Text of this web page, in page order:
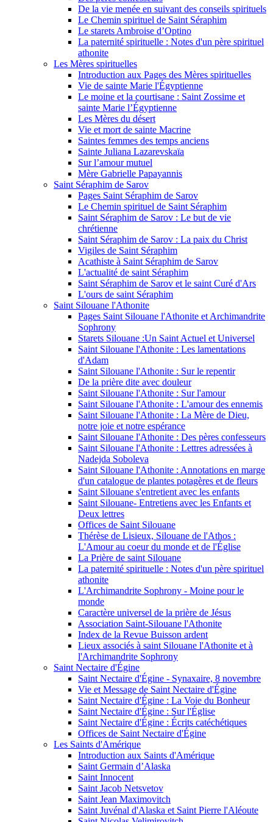
De la vie menée en suivant des conseils spirituels
Le Chemin spirituel de Saint Séraphim
Le starets Ambroise d’Optino
La paternité spirituelle : Notes d'un père spirituel
athonite
Les Mères spirituelles
Introduction aux Pages des Mères spirituelles
Vie de sainte Marie l'Égyptienne
Le moine et la courtisane : Saint Zossime et
sainte Marie l’Égyptienne
Les Mères du désert
Vie et mort de sainte Macrine
Saintes femmes des temps anciens
Sainte Juliana Lazarevskaïa
Sur l’amour mutuel
Mère Gabrielle Papayannis
Saint Séraphim de Sarov
Pages Saint Séraphim de Sarov
Le Chemin spirituel de Saint Séraphim
Saint Séraphim de Sarov : Le but de vie
chrétienne
Saint Séraphim de Sarov : La paix du Christ
Vigiles de Saint Séraphim
Acathiste à Saint Séraphim de Sarov
L'actualité de saint Séraphim
Saint Séraphim de Sarov et le saint Curé d'Ars
L'ours de saint Séraphim
Saint Silouane l'Athonite
Pages Saint Silouane l'Athonite et Archimandrite
Sophrony
Starets Silouane :Un Saint Actuel et Universel
Saint Silouane l'Athonite : Les lamentations
d'Adam
Saint Silouane l'Athonite : Sur le repentir
De la prière dite avec douleur
Saint Silouane l'Athonite : Sur l'amour
Saint Silouane l'Athonite : L'amour des ennemis
Saint Silouane l'Athonite : La Mère de Dieu,
notre joie et notre espérance
Saint Silouane l'Athonite : Des pères confesseurs
Saint Silouane l'Athonite : Lettres adressées à
Nadejda Soboleva
Saint Silouane l'Athonite : Annotations en marge
d'un catalogue de plantes potagères et de fleurs
Saint Silouane s'entretient avec les enfants
Saint Silouane- Entretiens avec les Enfants et
Deux lettres
Offices de Saint Silouane
Thérèse de Lisieux, Silouane de l'Athos :
L'Amour au coeur du monde et de l'Église
La Prière de saint Silouane
La paternité spirituelle : Notes d'un père spirituel
athonite
L'Archimandrite Sophrony - Moine pour le
monde
Caractère universel de la prière de Jésus
Association Saint-Silouane l'Athonite
Index de la Revue Buisson ardent
Lieux associés à saint Silouane l'Athonite et à
l'Archimandrite Sophrony
Saint Nectaire d'Égine
Saint Nectaire d'Égine - Synaxaire, 8 novembre
Vie et Message de Saint Nectaire d'Égine
Saint Nectaire d'Égine : La Voie du Bonheur
Saint Nectaire d'Égine : Sur l'Église
Saint Nectaire d'Égine : Écrits catéchétiques
Offices de Saint Nectaire d'Égine
Les Saints d'Amérique
Introduction aux Saints d'Amérique
Saint Germain d’Alaska
Saint Innocent
Saint Jacob Netsvetov
Saint Jean Maximovitch
Saint Juvénal d'Alaska et Saint Pierre l'Aléoute